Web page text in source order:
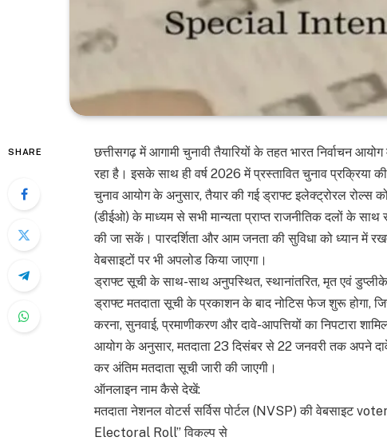
SHARE
छत्तीसगढ़ में आगामी चुनावी तैयारियों के तहत भारत निर्वाचन
रहा है। इसके साथ ही वर्ष 2026 में प्रस्तावित चुनाव प्रक्रिया
चुनाव आयोग के अनुसार, तैयार की गई ड्राफ्ट इलेक्ट्रोरल रोल्स
(डीईओ) के माध्यम से सभी मान्यता प्राप्त राजनीतिक दलों के साथ
की जा सकें। पारदर्शिता और आम जनता की सुविधा को ध्यान में
वेबसाइटों पर भी अपलोड किया जाएगा।
ड्राफ्ट सूची के साथ-साथ अनुपस्थित, स्थानांतरित, मृत एवं
ड्राफ्ट मतदाता सूची के प्रकाशन के बाद नोटिस फेज शुरू होगा,
करना, सुनवाई, प्रमाणीकरण और दावे-आपत्तियों का निपटारा
आयोग के अनुसार, मतदाता 23 दिसंबर से 22 जनवरी तक अपने
कर अंतिम मतदाता सूची जारी की जाएगी।
ऑनलाइन नाम कैसे देखें:
मतदाता नेशनल वोटर्स सर्विस पोर्टल (NVSP) की वेबसाइट
Electoral Roll” विकल्प से